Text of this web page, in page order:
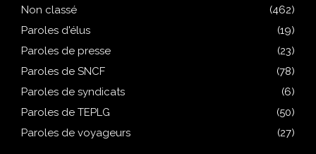
Non classé
(462)
Paroles d'élus
(19)
Paroles de presse
(23)
Paroles de SNCF
(78)
Paroles de syndicats
(6)
Paroles de TEPLG
(50)
Paroles de voyageurs
(27)